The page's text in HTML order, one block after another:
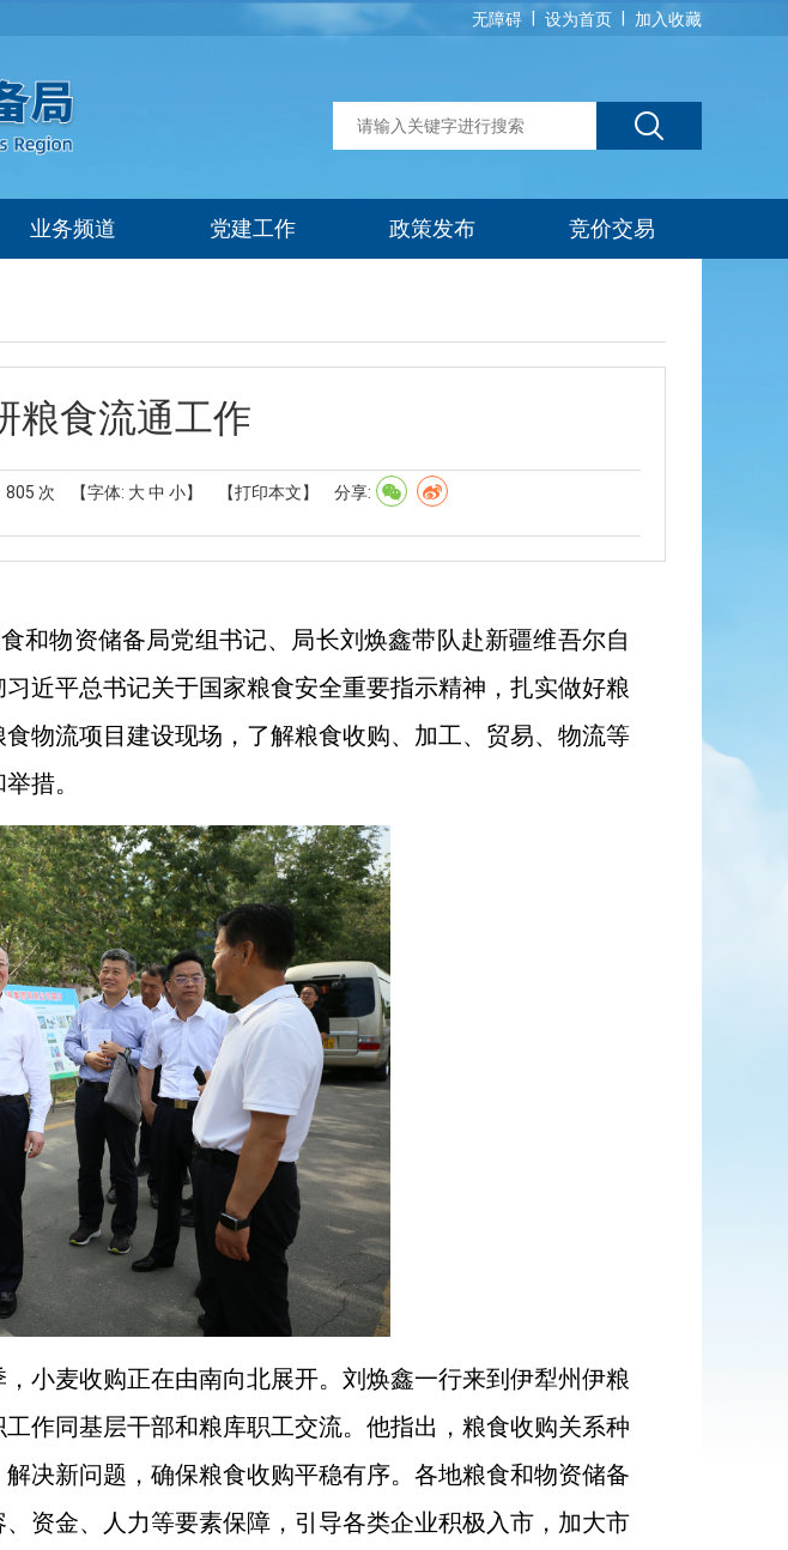
无障碍 设为首页 加入收藏
业务频道 党建工作 政策发布 竞价交易
粮食流通工作
805 次 【字体: 大中 小】 【打印本文】 分享:
和物资储备局党组书记、局长刘焕鑫带队赴新疆维吾尔自
近平总书记关于国家粮食安全重要指示精神，扎实做好粮
物流项目建设现场，了解粮食收购、加工、贸易、物流等
措。
小麦收购正在由南向北展开。刘焕鑫一行来到伊犁州伊粮
作同基层干部和粮库职工交流。他指出，粮食收购关系种
决新问题，确保粮食收购平稳有序。各地粮食和物资储备
资金、人力等要素保障，引导各类企业积极入市，加大市